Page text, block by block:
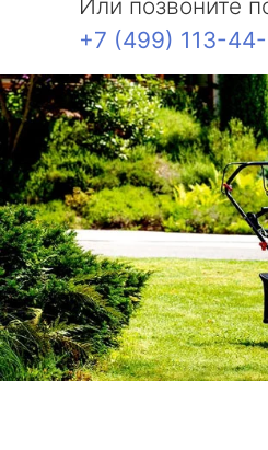
Или позвоните
+7 (499) 113-